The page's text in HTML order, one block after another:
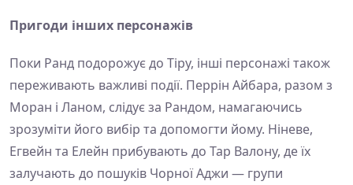
Пригоди інших персонажів
Поки Ранд подорожує до Тіру, інші персонажі також
переживають важливі події. Перрін Айбара, разом з
Моран і Ланом, слідує за Рандом, намагаючись
зрозуміти його вибір та допомогти йому. Ніневе,
Егвейн та Елейн прибувають до Тар Валону, де їх
залучають до пошуків Чорної Аджи — групи